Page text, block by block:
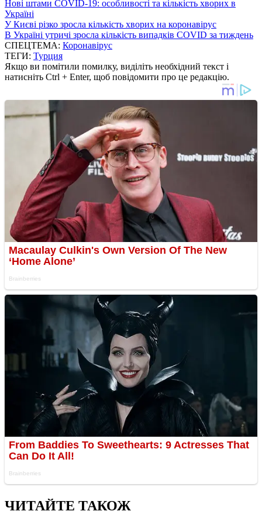
Нові штами COVID-19: особливості та кількість хворих в
Україні
У Києві різко зросла кількість хворих на коронавірус
В Україні утричі зросла кількість випадків COVID за тиждень
СПЕЦТЕМА: Коронавірус
ТЕГИ: Турция
Якщо ви помітили помилку, виділіть необхідний текст і
натисніть Ctrl + Enter, щоб повідомити про це редакцію.
ЧИТАЙТЕ ТАКОЖ